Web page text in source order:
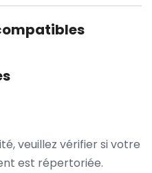
veuillez vérifier si votre
est répertoriée.